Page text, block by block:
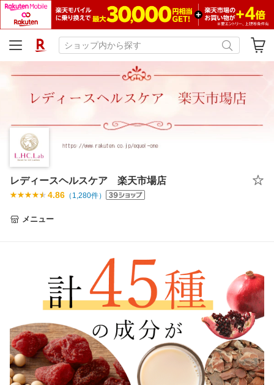
レディースヘルスケア 楽天市場店
4.86 （ 1,280件）
メニュー